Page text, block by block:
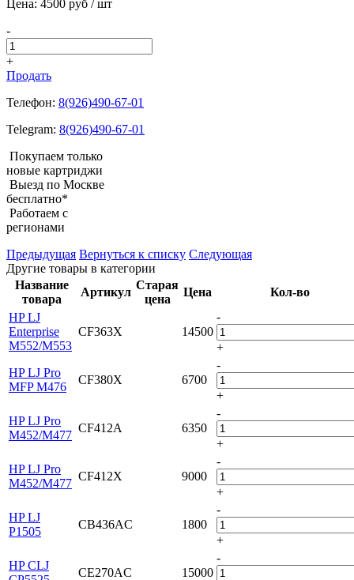
Цена: 4500 pуб / шт
-
+
Продать
Телефон: 8(926)490-67-01
Telegram: 8(926)490-67-01
Покупаем только
новые картриджи
Выезд по Москве
бесплатно*
Работаем с
регионами
Предыдущая Вернуться к списку Следующая
Другие товары в категории
Название
товара
Артикул
Старая
цена
Цена
Кол-во
HP LJ
Enterprise
M552/M553
CF363X 14500
-
+
HP LJ Pro
MFP M476
CF380X 6700
-
+
HP LJ Pro
M452/M477
CF412A 6350
-
+
HP LJ Pro
M452/M477
CF412X 9000
-
+
HP LJ
P1505
CB436AC 1800
-
+
HP CLJ
CE270AC 15000
-